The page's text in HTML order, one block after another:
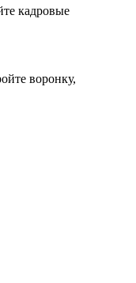
кадровые
воронку,